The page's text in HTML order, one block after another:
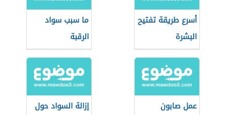
أسرع طريقة تفتيح
البشرة
ما سبب سواد
الرقبة
عمل صابون
إزالة السواد حول